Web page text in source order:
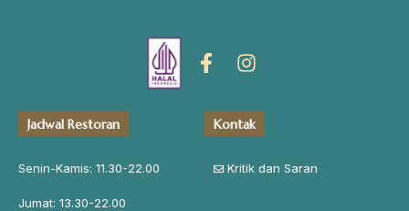
Jadwal Restoran
Senin-Kamis: 11.30-22.00
Jumat: 13.30-22.00
Kontak
Kritik dan Saran